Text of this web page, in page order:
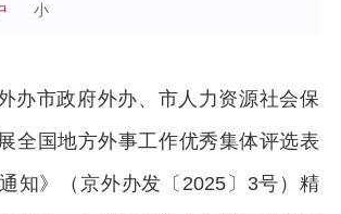
小
办市政府外办、市人力资源社会保
全国地方外事工作优秀集体评选表
知》（京外办发〔2025〕3号）精